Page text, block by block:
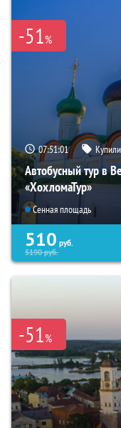
-51%
07:51:00
Автобусный тур в
«ХохломаТур»
Сенная площадь
510 руб.
5190руб.
-51%